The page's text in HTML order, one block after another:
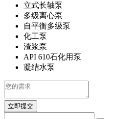
立式长轴泵
多级离心泵
自平衡多级泵
化工泵
渣浆泵
API 610石化用泵
凝结水泵
立即提交